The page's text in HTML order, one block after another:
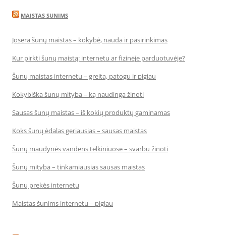
MAISTAS SUNIMS
Josera šunų maistas – kokybė, nauda ir pasirinkimas
Kur pirkti šunų maistą: internetu ar fizinėje parduotuvėje?
Šunų maistas internetu – greita, patogu ir pigiau
Kokybiška šunų mityba – ką naudinga žinoti
Sausas šunų maistas – iš kokių produktų gaminamas
Koks šunų ėdalas geriausias – sausas maistas
Šunų maudynės vandens telkiniuose – svarbu žinoti
Šunų mityba – tinkamiausias sausas maistas
Šunų prekės internetu
Maistas šunims internetu – pigiau